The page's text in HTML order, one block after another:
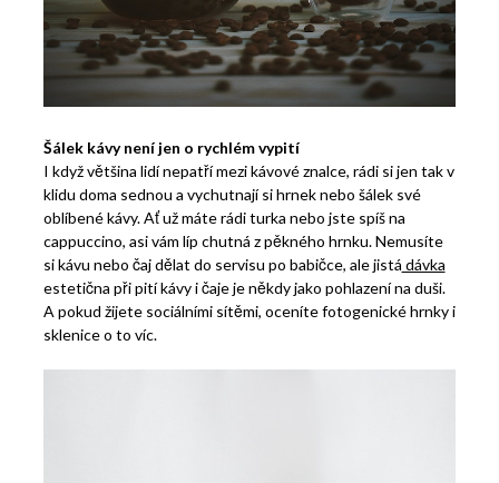
Šálek kávy není jen o rychlém vypití
I když většina lidí nepatří mezi kávové znalce, rádi si jen tak v
klidu doma sednou a vychutnají si hrnek nebo šálek své
oblíbené kávy. Ať už máte rádi turka nebo jste spíš na
cappuccino, asi vám líp chutná z pěkného hrnku. Nemusíte
si kávu nebo čaj dělat do servisu po babičce, ale jistá dávka
estetična při pití kávy i čaje je někdy jako pohlazení na duši.
A pokud žijete sociálními sítěmi, oceníte fotogenické hrnky i
sklenice o to víc.